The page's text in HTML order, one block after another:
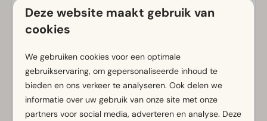
trekken, hier ervaar je de Kempen op een
ontspannen en toegankelijke manier
Voorzieningen
Algemeen
Gratis Wifi
Deze website maakt gebruik van
cookies
We gebruiken cookies voor een optimale
gebruikservaring, om gepersonaliseerde inhoud te
bieden en ons verkeer te analyseren. Ook delen we
informatie over uw gebruik van onze site met onze
partners voor social media, adverteren en analyse. Deze